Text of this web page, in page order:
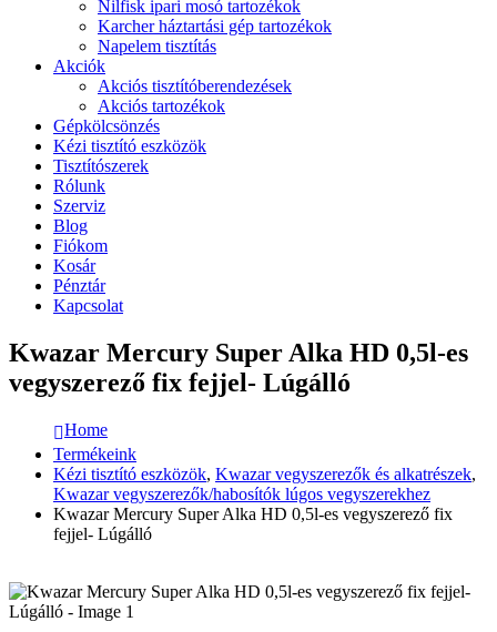
Nilfisk ipari mosó tartozékok
Karcher háztartási gép tartozékok
Napelem tisztítás
Akciók
Akciós tisztítóberendezések
Akciós tartozékok
Gépkölcsönzés
Kézi tisztító eszközök
Tisztítószerek
Rólunk
Szerviz
Blog
Fiókom
Kosár
Pénztár
Kapcsolat
Kwazar Mercury Super Alka HD 0,5l-es
vegyszerező fix fejjel- Lúgálló
Home
Termékeink
Kézi tisztító eszközök, Kwazar vegyszerezők és alkatrészek,
Kwazar vegyszerezők/habosítók lúgos vegyszerekhez
Kwazar Mercury Super Alka HD 0,5l-es vegyszerező fix
fejjel- Lúgálló